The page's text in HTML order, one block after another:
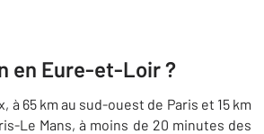
en Eure-et-Loir ?
65 km au sud-ouest de Paris et 15 km
Le Mans, à moins de 20 minutes des